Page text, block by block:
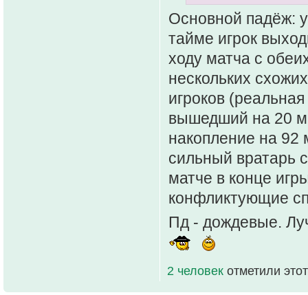
Основной падёж:
тайме игрок
ходу матча с
нескольких
игроков
вышедший на 20
накопление на 92
сильный вратарь
матче в конце
конфликтующие
Пд - дождевые.
2 человек отметили